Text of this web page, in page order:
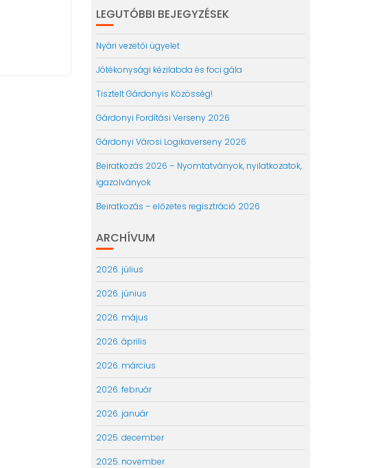
LEGUTÓBBI BEJEGYZÉSEK
Nyári vezetői ügyelet
Jótékonysági kézilabda és foci gála
Tisztelt Gárdonyis Közösség!
Gárdonyi Fordítási Verseny 2026
Gárdonyi Városi Logikaverseny 2026
Beiratkozás 2026 – Nyomtatványok, nyilatkozatok,
igazolványok
Beiratkozás – előzetes regisztráció 2026
ARCHÍVUM
2026. július
2026. június
2026. május
2026. április
2026. március
2026. február
2026. január
2025. december
2025. november